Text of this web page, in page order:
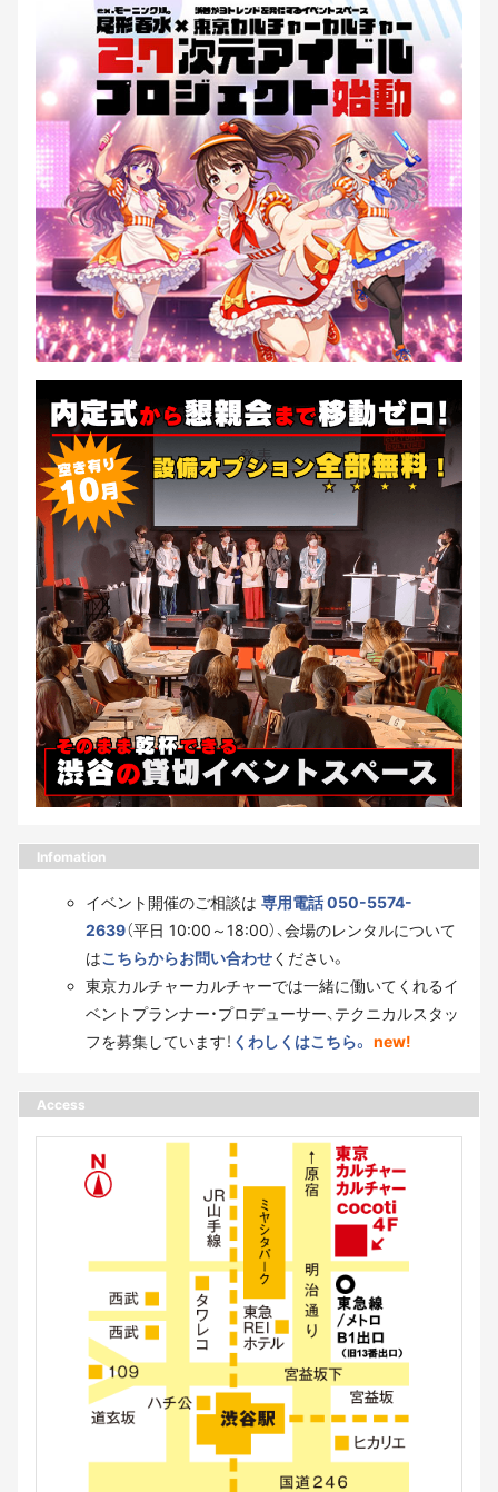
Infomation
イベント開催のご相談は 専用電話 050-5574-
2639（平日 10:00～18:00）、会場のレンタルについて
はこちらからお問い合わせください。
東京カルチャーカルチャーでは一緒に働いてくれるイ
ベントプランナー・プロデューサー、テクニカルスタッ
フを募集しています！ くわしくはこちら。 new!
Access